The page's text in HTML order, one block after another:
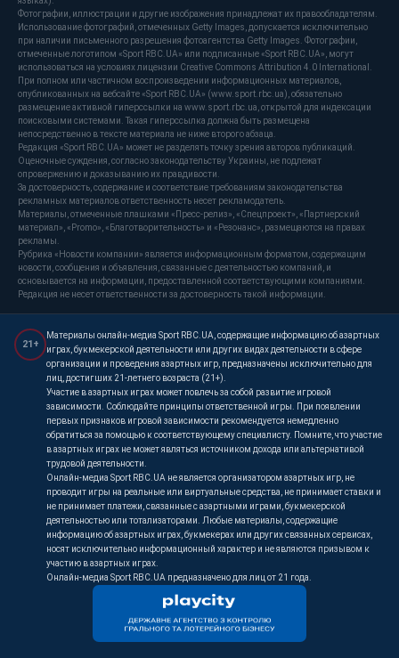
Фотографии, иллюстрации и другие изображения принадлежат их правообладателям.
Использование фотографий, отмеченных Getty Images, допускается исключительно
при наличии письменного разрешения фотоагентства Getty Images. Фотографии,
отмеченные логотипом «Sport RBC.UA» или подписанные «Sport RBC.UA», могут
использоваться на условиях лицензии Creative Commons Attribution 4.0 International.
При полном или частичном воспроизведении информационных материалов,
опубликованных на вебсайте «Sport RBC.UA» (www.sport.rbc.ua), обязательно
размещение активной гиперссылки на www.sport.rbc.ua, открытой для индексации
поисковыми системами. Такая гиперссылка должна быть размещена
непосредственно в тексте материала не ниже второго абзаца.
Редакция «Sport RBC.UA» может не разделять точку зрения авторов публикаций.
Оценочные суждения, согласно законодательству Украины, не подлежат
опровержению и доказыванию их правдивости.
За достоверность, содержание и соответствие требованиям законодательства
рекламных материалов ответственность несет рекламодатель.
Материалы, отмеченные плашками «Пресс-релиз», «Спецпроект», «Партнерский
материал», «Promo», «Благотворительность» и «Резонанс», размещаются на правах
рекламы.
Рубрика «Новости компании» является информационным форматом, содержащим
новости, сообщения и объявления, связанные с деятельностью компаний, и
основывается на информации, предоставленной соответствующими компаниями.
Редакция не несет ответственности за достоверность такой информации.
21+
Материалы онлайн-медиа Sport RBC.UA, содержащие информацию об азартных
играх, букмекерской деятельности или других видах деятельности в сфере
организации и проведения азартных игр, предназначены исключительно для
лиц, достигших 21-летнего возраста (21+).
Участие в азартных играх может повлечь за собой развитие игровой
зависимости. Соблюдайте принципы ответственной игры. При появлении
первых признаков игровой зависимости рекомендуется немедленно
обратиться за помощью к соответствующему специалисту. Помните, что участие
в азартных играх не может являться источником дохода или альтернативой
трудовой деятельности.
Онлайн-медиа Sport RBC.UA не является организатором азартных игр, не
проводит игры на реальные или виртуальные средства, не принимает ставки и
не принимает платежи, связанные с азартными играми, букмекерской
деятельностью или тотализаторами. Любые материалы, содержащие
информацию об азартных играх, букмекерах или других связанных сервисах,
носят исключительно информационный характер и не являются призывом к
участию в азартных играх.
Онлайн-медиа Sport RBC.UA предназначено для лиц от 21 года.